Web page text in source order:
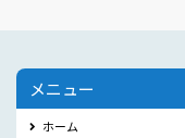
メニュー
ホーム